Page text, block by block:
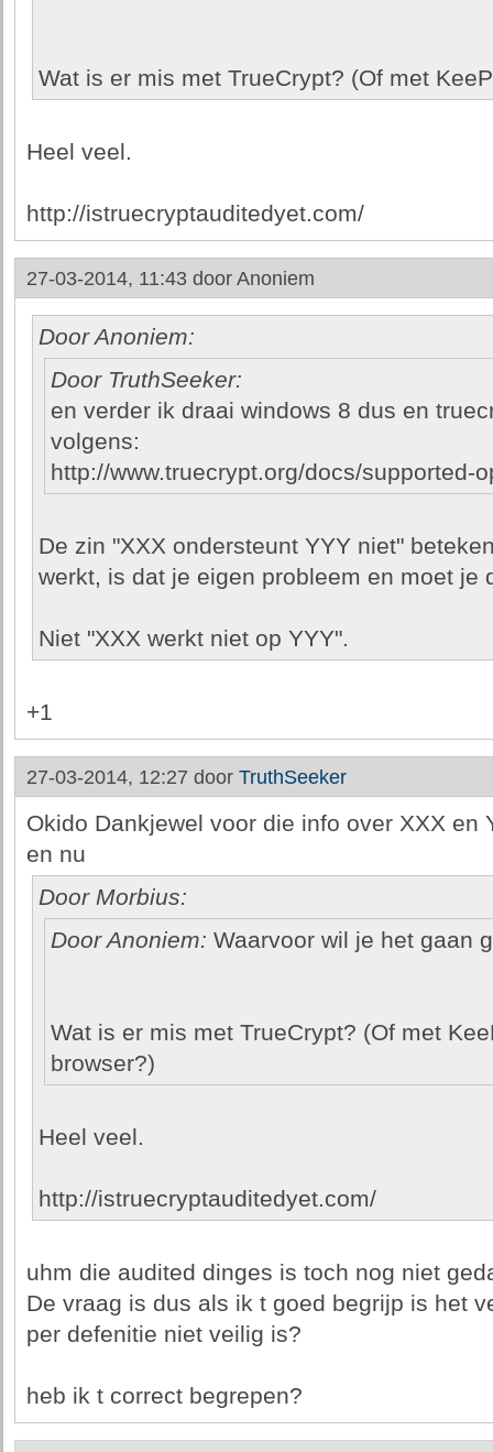
Wat is er mis met TrueCrypt? (Of met
Heel veel.
http://istruecryptauditedyet.com/
27-03-2014, 11:43 door Anoniem
Door Anoniem:
Door TruthSeeker:
en verder ik draai windows 8 dus en
volgens:
http://www.truecrypt.org/docs/supported-
De zin "XXX ondersteunt YYY niet"
werkt, is dat je eigen probleem en moet je
Niet "XXX werkt niet op YYY".
+1
27-03-2014, 12:27 door TruthSeeker
Okido Dankjewel voor die info over XXX en
en nu
Door Morbius:
Door Anoniem: Waarvoor wil je het gaan
Wat is er mis met TrueCrypt? (Of met
browser?)
Heel veel.
http://istruecryptauditedyet.com/
uhm die audited dinges is toch nog niet
De vraag is dus als ik t goed begrijp is het
per defenitie niet veilig is?
heb ik t correct begrepen?